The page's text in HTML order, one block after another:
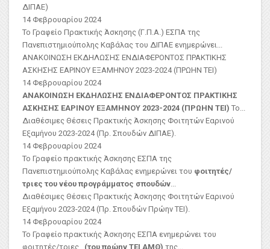
ΔΙΠΑΕ)
14 Φεβρουαρίου 2024
Το Γραφείο Πρακτικής Άσκησης (Γ.Π.Α.) ΕΣΠΑ της
Πανεπιστημιούπολης Καβάλας του ΔΙΠΑΕ ενημερώνει...
ΑΝΑΚΟΙΝΩΣΗ ΕΚΔΗΛΩΣΗΣ ΕΝΔΙΑΦΕΡΟΝΤΟΣ ΠΡΑΚΤΙΚΗΣ
ΑΣΚΗΣΗΣ ΕΑΡΙΝΟΥ ΕΞΑΜΗΝΟΥ 2023-2024 (ΠΡΩΗΝ ΤΕΙ)
14 Φεβρουαρίου 2024
ΑΝΑΚΟΙΝΩΣΗ ΕΚΔΗΛΩΣΗΣ ΕΝΔΙΑΦΕΡΟΝΤΟΣ ΠΡΑΚΤΙΚΗΣ
ΑΣΚΗΣΗΣ ΕΑΡΙΝΟΥ ΕΞΑΜΗΝΟΥ 2023-2024 (ΠΡΩΗΝ ΤΕΙ) Το...
Διαθέσιμες Θέσεις Πρακτικής Άσκησης Φοιτητών Εαρινού
Εξαμήνου 2023-2024 (Πρ. Σπουδών ΔΙΠΑΕ).
14 Φεβρουαρίου 2024
Το Γραφείο πρακτικής Άσκησης ΕΣΠΑ της
Πανεπιστημιούπολης Καβάλας ενημερώνει του φοιτητές/
τριες του νέου προγράμματος σπουδών...
Διαθέσιμες Θέσεις Πρακτικής Άσκησης Φοιτητών Εαρινού
Εξαμήνου 2023-2024 (Πρ. Σπουδών Πρώην ΤΕΙ).
14 Φεβρουαρίου 2024
Το Γραφείο πρακτικής Άσκησης ΕΣΠΑ ενημερώνει του
φοιτητές/τριες (του πρώην ΤΕΙ ΑΜΘ) της...